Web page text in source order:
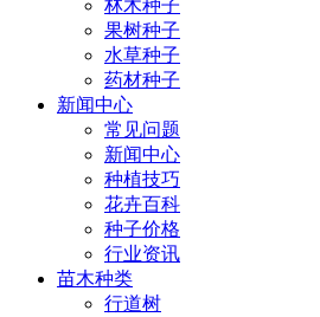
林木种子
果树种子
水草种子
药材种子
新闻中心
常见问题
新闻中心
种植技巧
花卉百科
种子价格
行业资讯
苗木种类
行道树